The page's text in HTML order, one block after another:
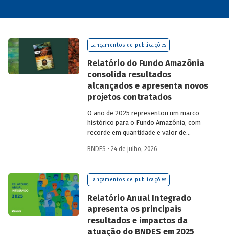
Lançamentos de publicações
Relatório do Fundo Amazônia
consolida resultados
alcançados e apresenta novos
projetos contratados
O ano de 2025 representou um marco
histórico para o Fundo Amazônia, com
recorde em quantidade e valor de
desembolsos: foram 22 operações
bilhões, além de R$ 387 milhões
desembolsados. Ainda no período, foram
BNDES • 24 de julho, 2026
Lançamentos de publicações
Relatório Anual Integrado
apresenta os principais
resultados e impactos da
atuação do BNDES em 2025